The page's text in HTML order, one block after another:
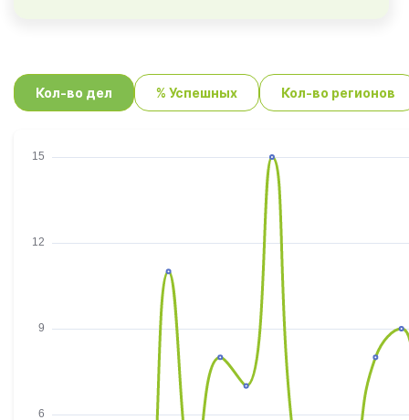
Кол-во дел % Успешных Кол-во регионов